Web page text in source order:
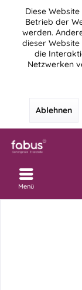
Diese
Betrieb der
werden.
dieser
die
Netzwerken
Ablehnen
Menü